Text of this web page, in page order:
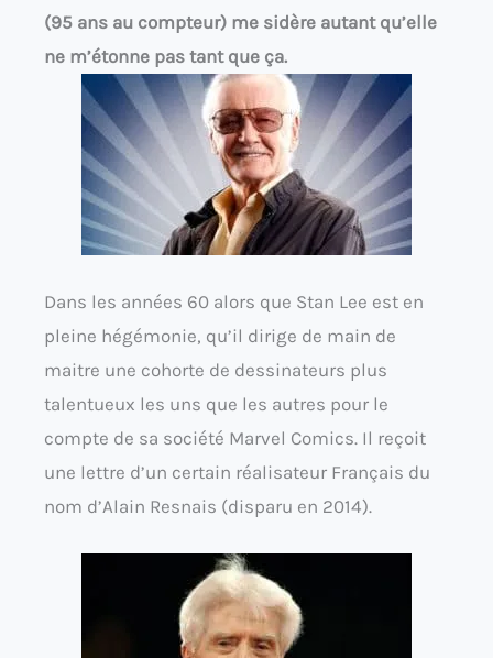
(95 ans au compteur) me sidère autant qu’elle
ne m’étonne pas tant que ça.
Dans les années 60 alors que Stan Lee est en
pleine hégémonie, qu’il dirige de main de
maitre une cohorte de dessinateurs plus
talentueux les uns que les autres pour le
compte de sa société Marvel Comics. Il reçoit
une lettre d’un certain réalisateur Français du
nom d’Alain Resnais (disparu en 2014).